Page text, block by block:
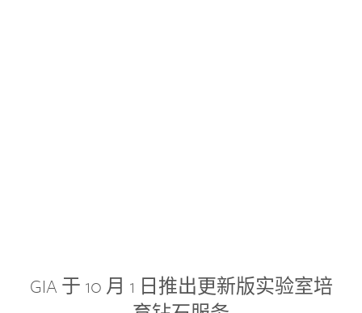
GIA 于 10 月 1 日推出更新版实验室培